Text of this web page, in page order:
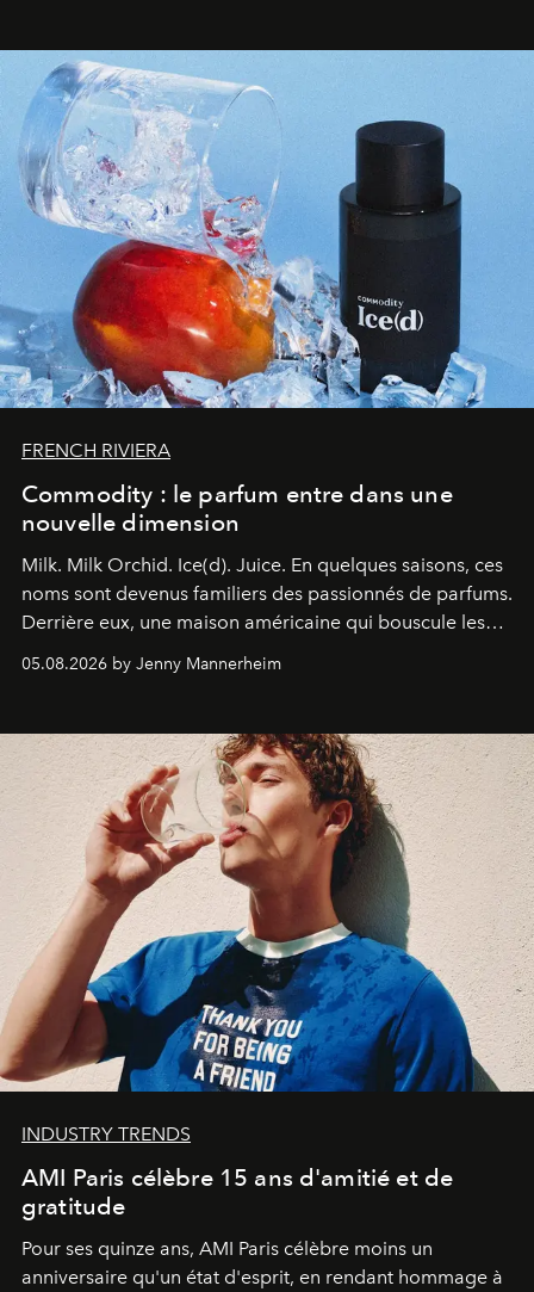
FRENCH RIVIERA
Commodity : le parfum entre dans une
nouvelle dimension
Milk. Milk Orchid. Ice(d). Juice. En quelques saisons, ces
noms sont devenus familiers des passionnés de parfums.
Derrière eux, une maison américaine qui bouscule les
une approche aussi intuitive que personnelle :
05.08.2026 by Jenny Mannerheim
INDUSTRY TRENDS
AMI Paris célèbre 15 ans d'amitié et de
gratitude
Pour ses quinze ans, AMI Paris célèbre moins un
anniversaire qu'un état d'esprit, en rendant hommage à